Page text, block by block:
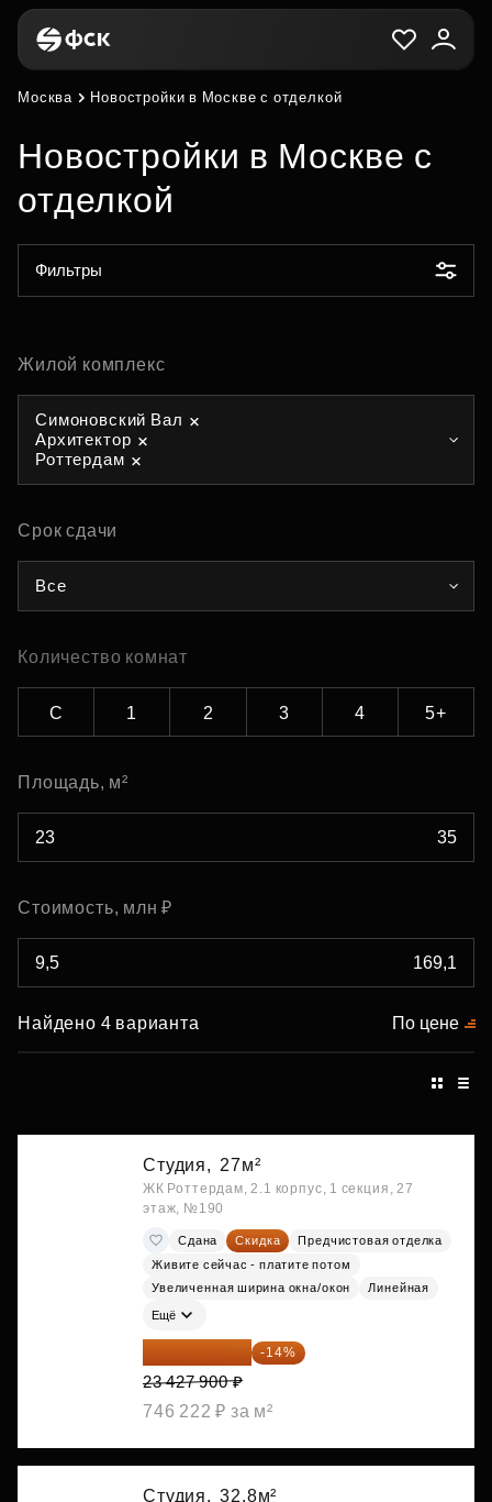
Москва Новостройки в Москве с отделкой
Новостройки в Москве с
отделкой
Фильтры
Жилой комплекс
Симоновский Вал
Архитектор
Роттердам
Срок сдачи
Все
Количество комнат
С 1 2 3 4 5+
Площадь, м²
Стоимость, млн ₽
Найдено 4 варианта По цене
Студия, 27м²
ЖК Роттердам, 2.1 корпус, 1 секция, 27
этаж, №190
Сдана Скидка
Предчистовая отделка
Живите сейчас - платите потом
Увеличенная ширина окна/окон
Линейная
Ещё
20 147 994 ₽ -14%
23 427 900 ₽
746 222 ₽ за м²
Студия, 32.8м²